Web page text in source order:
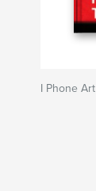
I Phone Art